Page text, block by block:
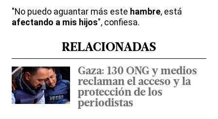
"No puedo aguantar más este hambre, está
afectando a mis hijos", confiesa.
RELACIONADAS
Gaza: 130 ONG y medios
reclaman el acceso y la
protección de los
periodistas